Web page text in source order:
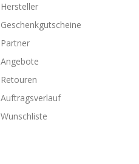
Hersteller
Geschenkgutscheine
Partner
Angebote
Retouren
Auftragsverlauf
Wunschliste